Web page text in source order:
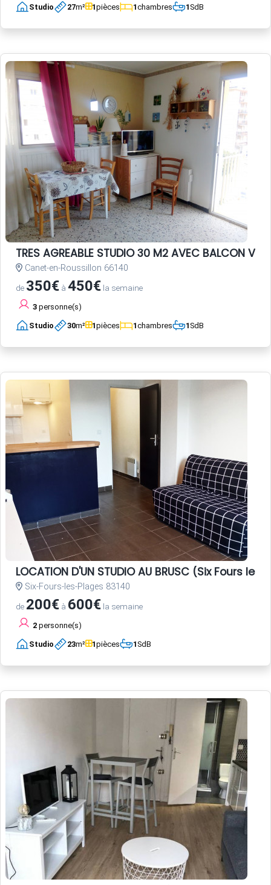
Studio 27m² 1pièces 1chambres 1SdB
TRES AGREABLE STUDIO 30 M2 AVEC BALCON VUE
Canet-en-Roussillon 66140
de 350€ à 450€ la semaine
3 personne(s)
Studio 30m² 1pièces 1chambres 1SdB
LOCATION D'UN STUDIO AU BRUSC (Six Fours les
Six-Fours-les-Plages 83140
de 200€ à 600€ la semaine
2 personne(s)
Studio 23m² 1pièces 1SdB